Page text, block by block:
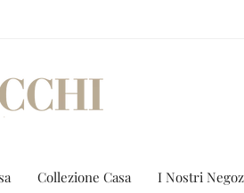
Collezione Casa I Nostri